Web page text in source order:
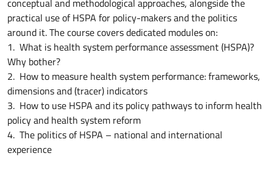
practical use of HSPA for policy-makers and the politics
around it. The course covers dedicated modules on:
1. What is health system performance assessment (HSPA)?
Why bother?
2. How to measure health system performance: frameworks,
dimensions and (tracer) indicators
3. How to use HSPA and its policy pathways to inform health
policy and health system reform
4. The politics of HSPA – national and international
experience